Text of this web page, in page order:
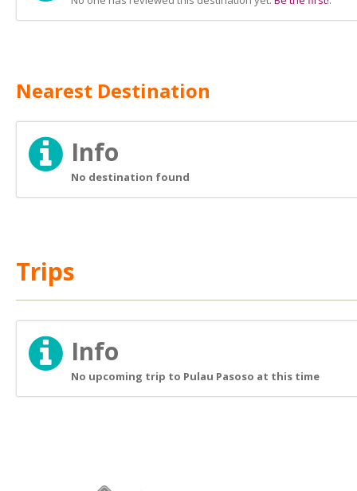
Nearest Destination
Info
No destination found
Trips
Info
No upcoming trip to Pulau Pasoso at this time